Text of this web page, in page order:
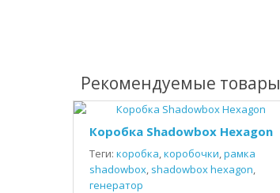
Рекомендуемые товары
Коробка Shadowbox Hexagon
Теги: коробка,коробочки,рамка
shadowbox, shadowbox hexagon,
генератор